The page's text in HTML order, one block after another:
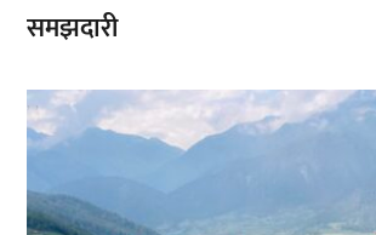
समझदारी
,,